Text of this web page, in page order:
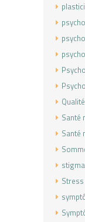
Santé
Santé